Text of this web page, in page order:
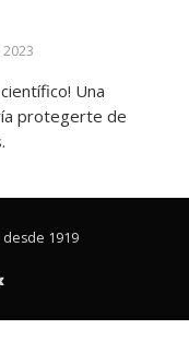
Una
protegerte de
1919